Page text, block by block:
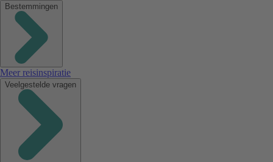
Bestemmingen
Meer reisinspiratie
Veelgestelde vragen